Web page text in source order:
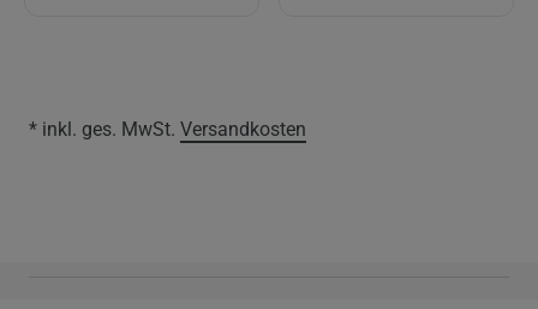
* inkl. ges. MwSt. Versandkosten